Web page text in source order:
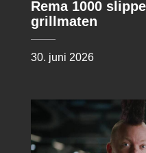
Rema 1000
grillmaten
30. juni 2026